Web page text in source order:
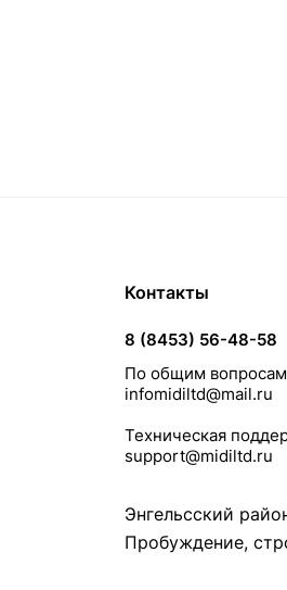
Контакты
8 (8453) 56-48-58
По общим вопросам
infomidiltd@mail.ru
Техническая
support@midiltd.ru
Энгельсский
Пробуждение,